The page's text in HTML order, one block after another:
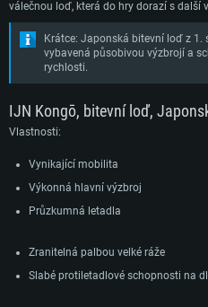
válečnou loď, která do hry dorazí s další
Krátce: Japonská bitevní loď z 1.
vybavená působivou výzbrojí a
rychlosti.
IJN Kongō, bitevní loď,
Vlastnosti:
Vynikající mobilita
Výkonná hlavní výzbroj
Průzkumná letadla
Zranitelná palbou velké ráže
Slabé protiletadlové schopnosti na